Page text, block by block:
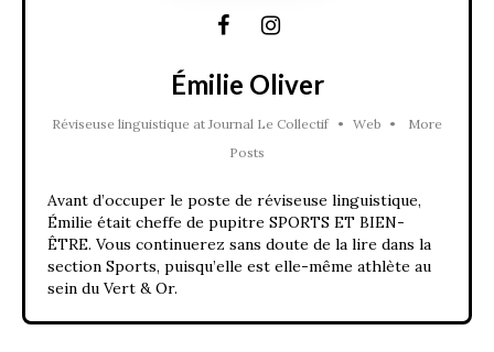
Émilie Oliver
Réviseuse linguistique at Journal Le Collectif • Web •
More
Posts
Avant d’occuper le poste de réviseuse linguistique,
Émilie était cheffe de pupitre SPORTS ET BIEN-
ÊTRE. Vous continuerez sans doute de la lire dans la
section Sports, puisqu’elle est elle-même athlète au
sein du Vert & Or.